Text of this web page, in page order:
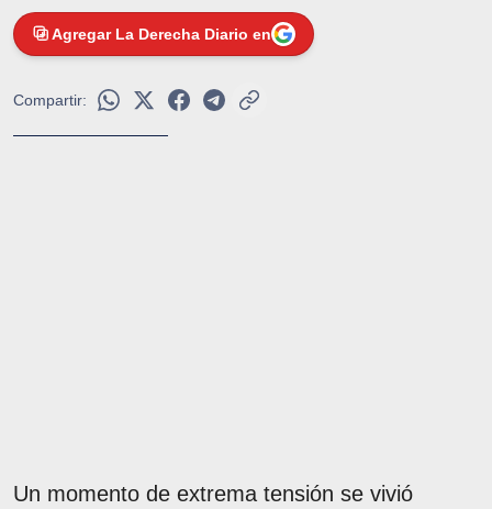
Agregar La Derecha Diario en
Compartir:
Un momento de extrema tensión se vivió